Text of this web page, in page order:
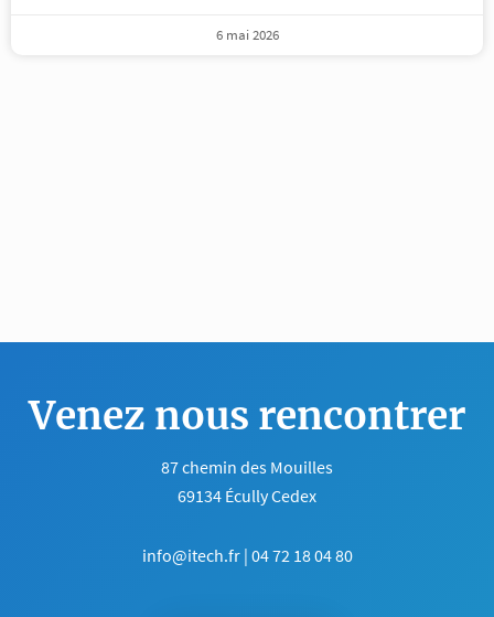
6 mai 2026
Venez nous rencontrer
87 chemin des Mouilles
69134 Écully Cedex
info@itech.fr | 04 72 18 04 80